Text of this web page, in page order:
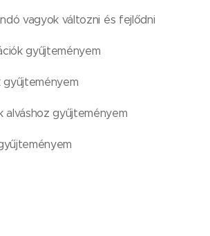
vagyok változni és fejlődni
gyűjteményem
gyűjteményem
alváshoz gyűjteményem